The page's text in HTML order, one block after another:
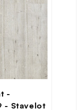
-
- Stavelot